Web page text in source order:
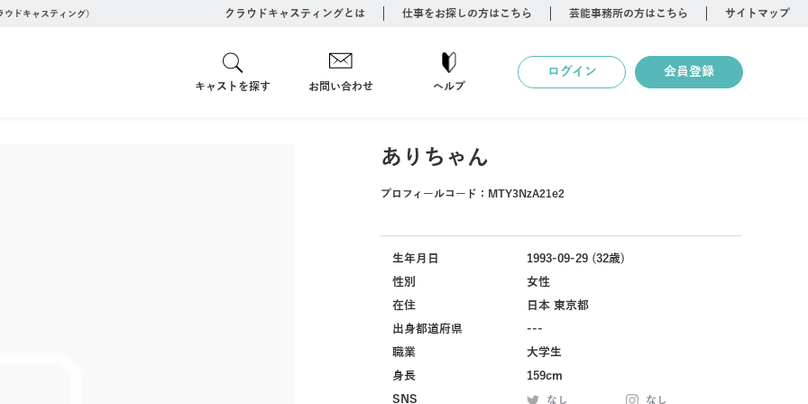
ドキャスティング） クラウドキャスティングとは 仕事をお探しの方はこちら 芸能事務所の方はこちら サイトマップ
キャストを探す お問い合わせ ヘルプ
ログイン 会員登録
ありちゃん
プロフィールコード： MTY3NzA21e2
生年月日
1993-09-29 (32歳)
性別
女性
在住
日本 東京都
出身都道府県
---
職業
大学生
身長
159cm
SNS
なし なし